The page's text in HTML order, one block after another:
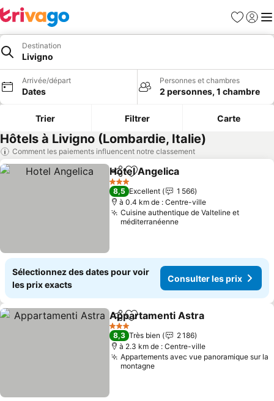
Favoris
Se
Destination
Livigno
Arrivée/départ
Dates
Personnes et chambres
2 personnes, 1 chambre
Trier Filtrer Carte
Hôtels à Livigno (Lombardie, Italie)
Comment les paiements influencent notre classement
PartagerAjouter à mes favoris
Hotel Angelica
3 Étoiles
8,5 Excellent
1 566
à 0.4 km de : Centre-ville
Cuisine authentique de Valteline et
méditerranéenne
Sélectionnez des dates pour voir
les prix exacts
Consulter les prix
PartagerAjouter à mes favoris
Appartamenti Astra
3 Étoiles
8,3 Très bien
2 186
à 2.3 km de : Centre-ville
Appartements avec vue panoramique sur la
montagne